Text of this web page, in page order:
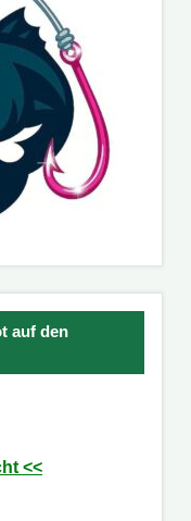
auf den
<<